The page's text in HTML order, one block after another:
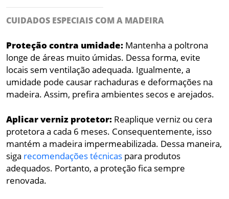
CUIDADOS ESPECIAIS COM A MADEIRA
Proteção contra umidade: Mantenha a poltrona
longe de áreas muito úmidas. Dessa forma, evite
locais sem ventilação adequada. Igualmente, a
umidade pode causar rachaduras e deformações na
madeira. Assim, prefira ambientes secos e arejados.
Aplicar verniz protetor: Reaplique verniz ou cera
protetora a cada 6 meses. Consequentemente, isso
mantém a madeira impermeabilizada. Dessa maneira,
siga recomendações técnicas para produtos
adequados. Portanto, a proteção fica sempre
renovada.